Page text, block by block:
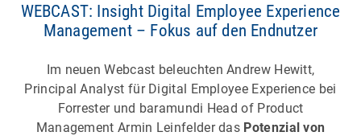
WEBCAST: Insight Digital Employee Experience
Management – Fokus auf den Endnutzer
Im neuen Webcast beleuchten Andrew Hewitt,
Principal Analyst für Digital Employee Experience bei
Forrester und baramundi Head of Product
Management Armin Leinfelder das Potenzial von